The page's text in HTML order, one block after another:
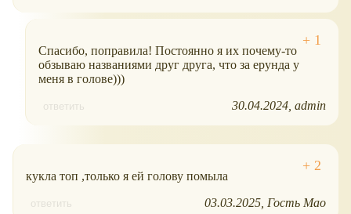
Спасибо, поправила! Постоянно я их почему-то
обзываю названиями друг друга, что за ерунда у
меня в голове)))
ответить 30.04.2024 admin
кукла топ ,только я ей голову помыла
ответить 03.03.2025 Гость Мао